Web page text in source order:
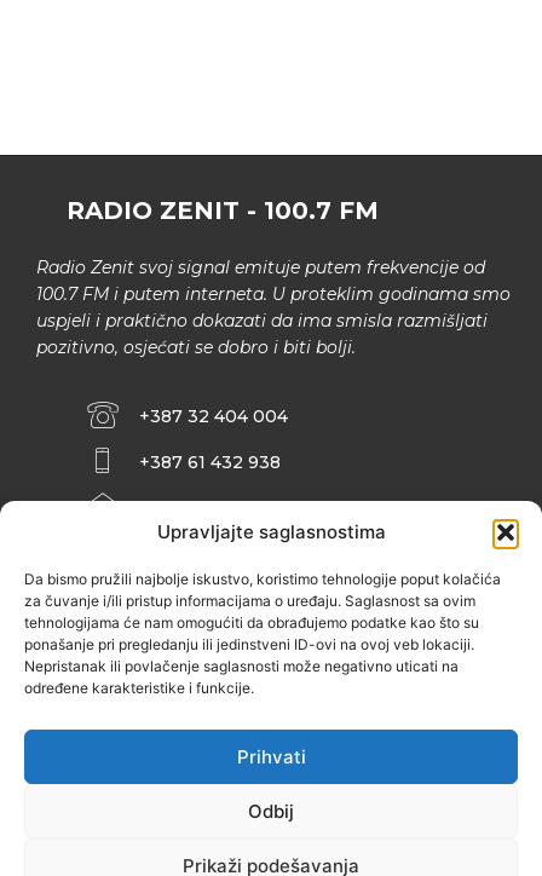
Upravljajte saglasnostima
Da bismo pružili najbolje iskustvo, koristimo tehnologije poput kolačića
za čuvanje i/ili pristup informacijama o uređaju. Saglasnost sa ovim
tehnologijama će nam omogućiti da obrađujemo podatke kao što su
ponašanje pri pregledanju ili jedinstveni ID-ovi na ovoj veb lokaciji.
Nepristanak ili povlačenje saglasnosti može negativno uticati na
određene karakteristike i funkcije.
Prihvati
Odbij
Prikaži podešavanja
RADIO ZENIT - 100.7 FM
Radio Zenit svoj signal emituje putem frekvencije od
100.7 FM i putem interneta. U proteklim godinama smo
uspjeli i praktično dokazati da ima smisla razmišljati
pozitivno, osjećati se dobro i biti bolji.
+387 32 404 004
+387 61 432 938
INFO@ZENIT.BA
ZENIČANKA, 3. SPRAT), 72000 ZENICA